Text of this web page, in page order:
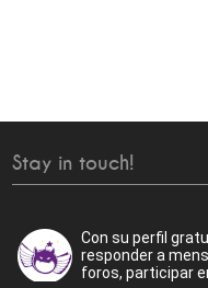
Stay in touch!
Con su perfil
responder a
foros, participar